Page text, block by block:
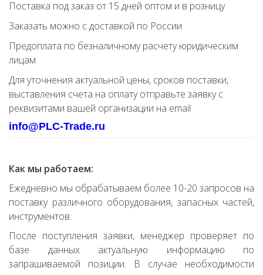
Поставка под заказ от 15 дней оптом и в розницу
Заказать можно с доставкой по России
Предоплата по безналичному расчету юридическим
лицам
Для уточнения актуальной цены, сроков поставки,
выставления счета на оплату отправьте заявку с
реквизитами вашей организации на email
info@PLC-Trade.ru
Как мы работаем:
Ежедневно мы обрабатываем более 10-20 запросов на
поставку различного оборудования, запасных частей,
инструментов.
После поступления заявки, менеджер проверяет по
базе данных актуальную информацию по
запрашиваемой позиции. В случае необходимости